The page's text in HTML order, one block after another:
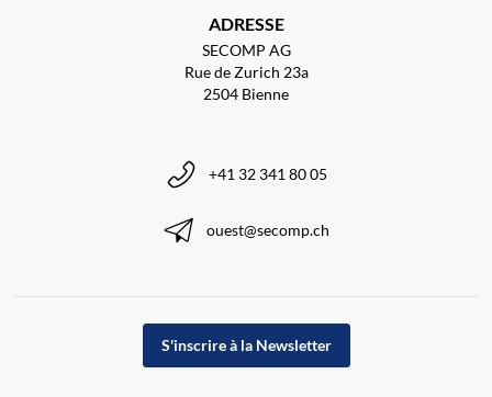
ADRESSE
SECOMP AG
Rue de Zurich 23a
2504 Bienne
+41 32 341 80 05
ouest@secomp.ch
S'inscrire à la Newsletter